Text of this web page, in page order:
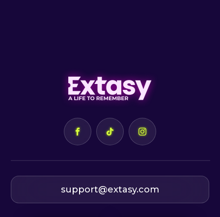
support@extasy.com